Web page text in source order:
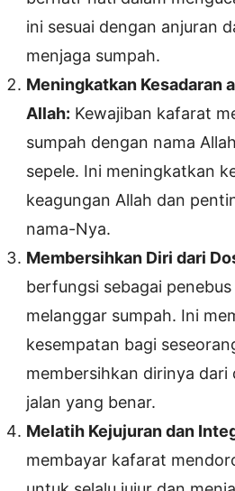
ini sesuai dengan anjuran
menjaga sumpah.
Meningkatkan Kesadaran
Allah: Kewajiban kafarat
sumpah dengan nama
sepele. Ini meningkatkan
keagungan Allah dan
nama-Nya.
Membersihkan Diri dari
berfungsi sebagai
melanggar sumpah. Ini
kesempatan bagi
membersihkan dirinya dari
jalan yang benar.
Melatih Kejujuran dan
membayar kafarat